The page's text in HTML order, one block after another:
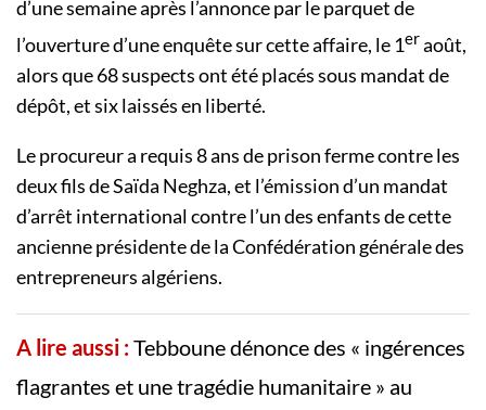
d’une semaine après l’annonce par le parquet de
l’ouverture d’une enquête sur cette affaire, le 1eraoût,
alors que 68 suspects ont été placés sous mandat de
dépôt, et six laissés en liberté.
Le procureur a requis 8 ans de prison ferme contre les
deux fils de Saïda Neghza, et l’émission d’un mandat
d’arrêt international contre l’un des enfants de cette
ancienne présidente de la Confédération générale des
entrepreneurs algériens.
A lire aussi :Tebboune dénonce des « ingérences
flagrantes et une tragédie humanitaire » au